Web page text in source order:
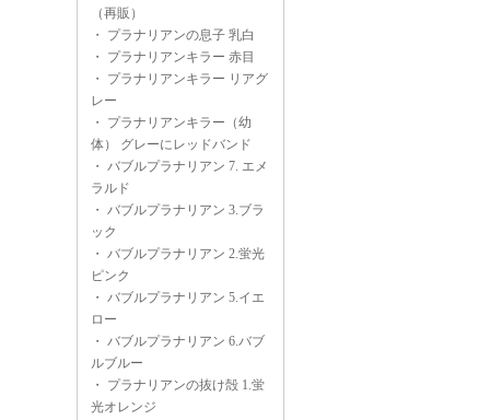
（再販）
・ プラナリアンの息子 乳白
・ プラナリアンキラー 赤目
・ プラナリアンキラー リアグ
レー
・ プラナリアンキラー（幼
体） グレーにレッドバンド
・ バブルプラナリアン 7. エメ
ラルド
・ バブルプラナリアン 3.ブラ
ック
・ バブルプラナリアン 2.蛍光
ピンク
・ バブルプラナリアン 5.イエ
ロー
・ バブルプラナリアン 6.バブ
ルブルー
・ プラナリアンの抜け殻 1.蛍
光オレンジ